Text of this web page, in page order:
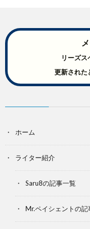
リーズ
更新された
ホーム
ライター紹介
Saru8の記事一覧
Mr.ペイシェントの記